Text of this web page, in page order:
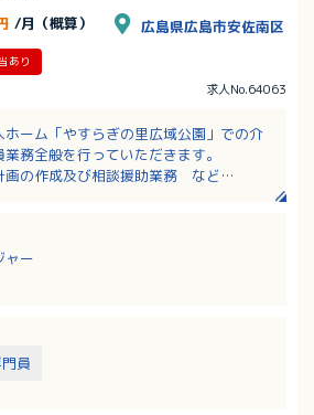
/月（概算） 広島県広島市安佐南区
あり
求人No.64063
ホーム「やすらぎの里広域公園」での介
務全般を行っていただきます。
画の作成及び相談援助業務 など
ャー
員